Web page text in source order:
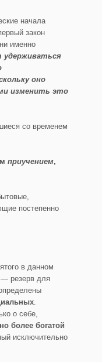
начала
закон
именно
удерживаться
оно
изменить это
со временем
приучением,
постепенно
в данном
— резерв для
.
о себе,
более богатой
исключительно